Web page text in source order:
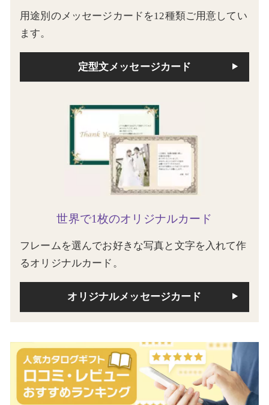
用途別のメッセージカードを12種類ご用意してい
ます。
定型文メッセージカード
世界で1枚のオリジナルカード
フレームを選んでお好きな写真と文字を入れて作
るオリジナルカード。
オリジナルメッセージカード